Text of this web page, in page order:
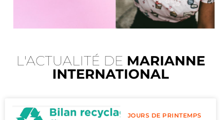
L'ACTUALITÉ DE MARIANNE
INTERNATIONAL
JOURS DE PRINTEMPS